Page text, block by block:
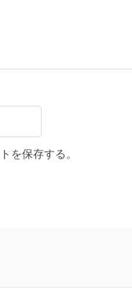
を保存する。